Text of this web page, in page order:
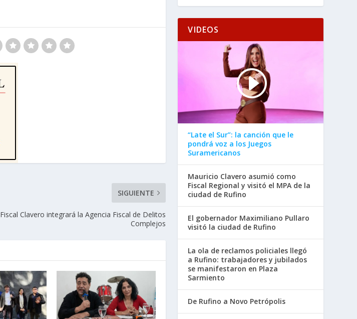
SIGUIENTE
Fiscal Clavero integrará la Agencia Fiscal de Delitos
Complejos
VIDEOS
“Late el Sur”: la canción que le
pondrá voz a los Juegos
Suramericanos
Mauricio Clavero asumió como
Fiscal Regional y visitó el MPA de la
ciudad de Rufino
El gobernador Maximiliano Pullaro
visitó la ciudad de Rufino
La ola de reclamos policiales llegó
a Rufino: trabajadores y jubilados
se manifestaron en Plaza
Sarmiento
De Rufino a Novo Petrópolis